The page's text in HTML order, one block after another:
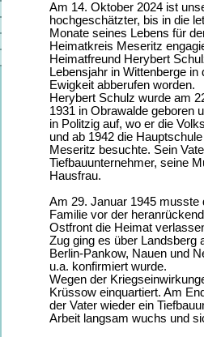
Am 14. Oktober 2024 ist
hochgeschätzter, bis in die
Monate seines Lebens für
Heimatkreis Meseritz
Heimatfreund Herybert
Lebensjahr in Wittenberge in
Ewigkeit abberufen worden.
Herybert Schulz wurde am
1931 in Obrawalde geboren
in Politzig auf, wo er die
und ab 1942 die
Meseritz besuchte. Sein
Tiefbauunternehmer, seine
Hausfrau.
Am 29. Januar 1945 musste
Familie vor der
Ostfront die Heimat
Zug ging es über Landsberg
Berlin-Pankow, Nauen und
u.a. konfirmiert wurde.
Wegen der
Krüssow einquartiert. Am
der Vater wieder ein
Arbeit langsam wuchs und